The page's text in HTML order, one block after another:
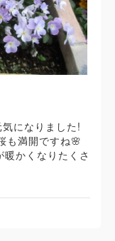
になりました!
満開ですね🌸
かくなりたくさ